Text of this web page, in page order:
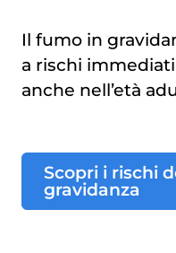
Il fumo in
a rischi
anche nell’età
Scopri i rischi
gravidanza